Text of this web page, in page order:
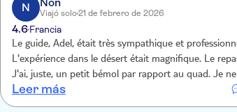
hasta el cercano fuerte romano de
entorno auténtico, con una comida
de temporada.
Este tour de un día completo ofrece una
lo convierte en una opción ideal para los
convencionales.
N Viajó solo21 de febrero de 2026
4.6Francia
Le guide, Adel, était très sympathique et
L'expérience dans le désert était magnifique. Le
J'ai, juste, un petit bémol par rapport au quad. Je ne
de l'avoir fait mais j'ai eu l'impression qu'on nous
vraiment à le faire. On nous a dirigé, directement,
Leer más